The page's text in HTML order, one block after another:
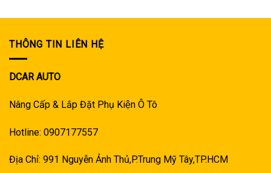
THÔNG TIN LIÊN HỆ
DCAR AUTO
Nâng Cấp & Lắp Đặt Phụ Kiện Ô Tô
Hotline: 0907177557
Địa Chỉ: 991 Nguyễn Ảnh Thủ,P.Trung Mỹ Tây,TP.HCM